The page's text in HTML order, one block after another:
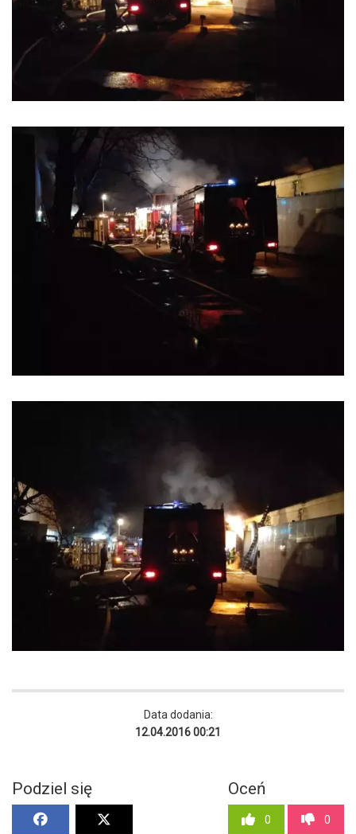
Data dodania:
12.04.2016 00:21
Podziel się Oceń
0 0